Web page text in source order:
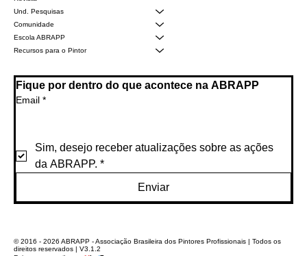
Und. Pesquisas
Comunidade
Escola ABRAPP
Recursos para o Pintor
Fique por dentro do que acontece na ABRAPP
Email *
Sim, desejo receber atualizações sobre as ações
da ABRAPP. *
Enviar
© 2016 - 2026 ABRAPP - Associação Brasileira dos Pintores Profissionais | Todos os
direitos reservados | V3.1.2